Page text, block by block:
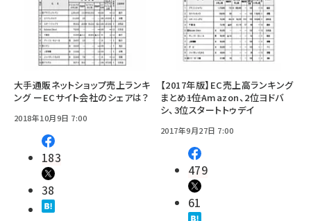
大手通販ネットショップ売上ランキ
ング ーECサイト会社のシェアは？
2018年10月9日 7:00
183
38
【2017年版】EC売上高ランキング
まとめ――1位Amazon、2位ヨドバ
シ、3位スタートトゥデイ
2017年9月27日 7:00
479
61